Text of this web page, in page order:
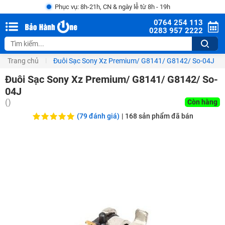
Phục vụ: 8h-21h, CN & ngày lễ từ 8h - 19h
0764 254 113
0283 957 2222
Trang chủ Đuôi Sạc Sony Xz Premium/ G8141/ G8142/ So-04J
Đuôi Sạc Sony Xz Premium/ G8141/ G8142/ So-
04J
()
Còn hàng
(79 đánh giá) | 168sản phẩm đã bán